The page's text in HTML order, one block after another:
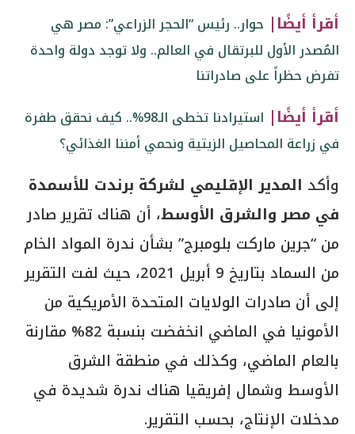
أقرأ أيضًا| حوار.. رئيس “الحجر الزراعي”: مصر هي
المُصدر الأول للبرتقال في العالم.. ولا توجد دولة واحدة
تفرض حظراً على صادراتنا
أقرأ أيضًا|
استيرادنا تخطى الـ98%.. كيف نحقق طفرة
في زراعة المحاصيل الزيتية ونحمي أمننا الغذائي؟
وأكد المدير الإقليمي لشركة برندت للأسمدة
في مصر والشرق الأوسط، أن هناك تقرير صادر
من “جرين ماركت بلومبرج” بشأن ندرة المواد الخام
من السماد بتاريخ 9 أبريل 2021، حيث لفت التقرير
إلى أن صادرات الولايات المتحدة الأمريكية من
الأمونيا في الماضي انخفضت بنسبة 82% مقارنة
بالعام الماضي، وكذلك في منطقة الشرق
الأوسط وشمال إفريقيا هناك ندرة شديدة في
مدخلات الإنتاج، بحسب التقرير.